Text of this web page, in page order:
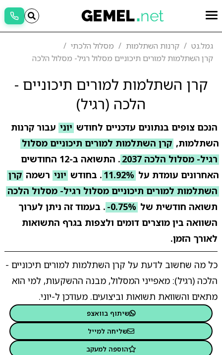
גמל.נט קרנות השתלמות
מסלול הלכתי
קרן השתלמות למורים תיכוניים מסלול רגיל- מסלול הלכה
קרן השתלמות למורים תיכוניים -
הלכה (רגיל)
הנכם צופים בנתונים עדכניים לחודש יוני עבור קרנות
השתלמות, קרן השתלמות למורים תיכוניים מסלול
רגיל- מסלול הלכה 2037
. התשואה ב-12 החודשים
האחרונים עומדת על 11.92% . בחודש יוני רשמה קרן
השתלמות למורים תיכוניים מסלול רגיל- מסלול הלכה
תשואה חודשית של -0.75% . בעמוד זה ניתן לערוך
השוואה בין מוצרים דומים ולצפות בגרף התשואות
לאורך הזמן.
כל מה שחשוב לדעת על קרן השתלמות למורים תיכוניים -
הלכה (רגיל): מאפייני המסלול, מבנה ההשקעות, למי הוא
מתאים והשוואת תשואות וביצועים. מעודכן ל-יוני.
שיתוף בוואצפ
שליחה למייל
הוספה למעקב